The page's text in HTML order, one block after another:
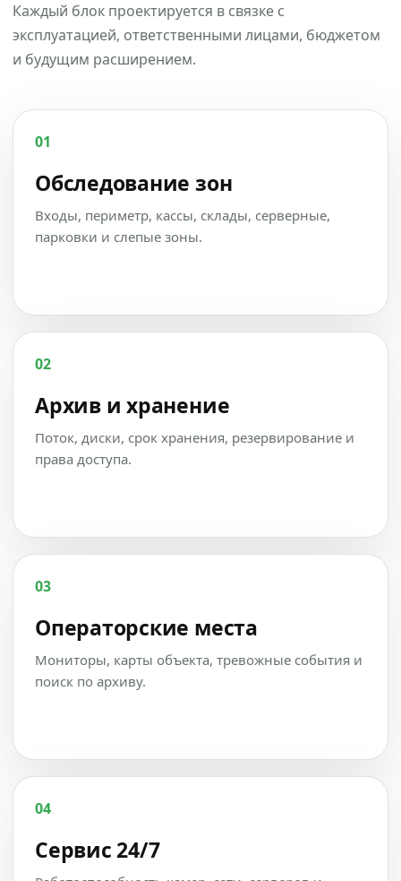
Каждый блок проектируется в связке с
эксплуатацией, ответственными лицами, бюджетом
и будущим расширением.
01
Обследование зон
Входы, периметр, кассы, склады, серверные,
парковки и слепые зоны.
02
Архив и хранение
Поток, диски, срок хранения, резервирование и
права доступа.
03
Операторские места
Мониторы, карты объекта, тревожные события и
поиск по архиву.
04
Сервис 24/7